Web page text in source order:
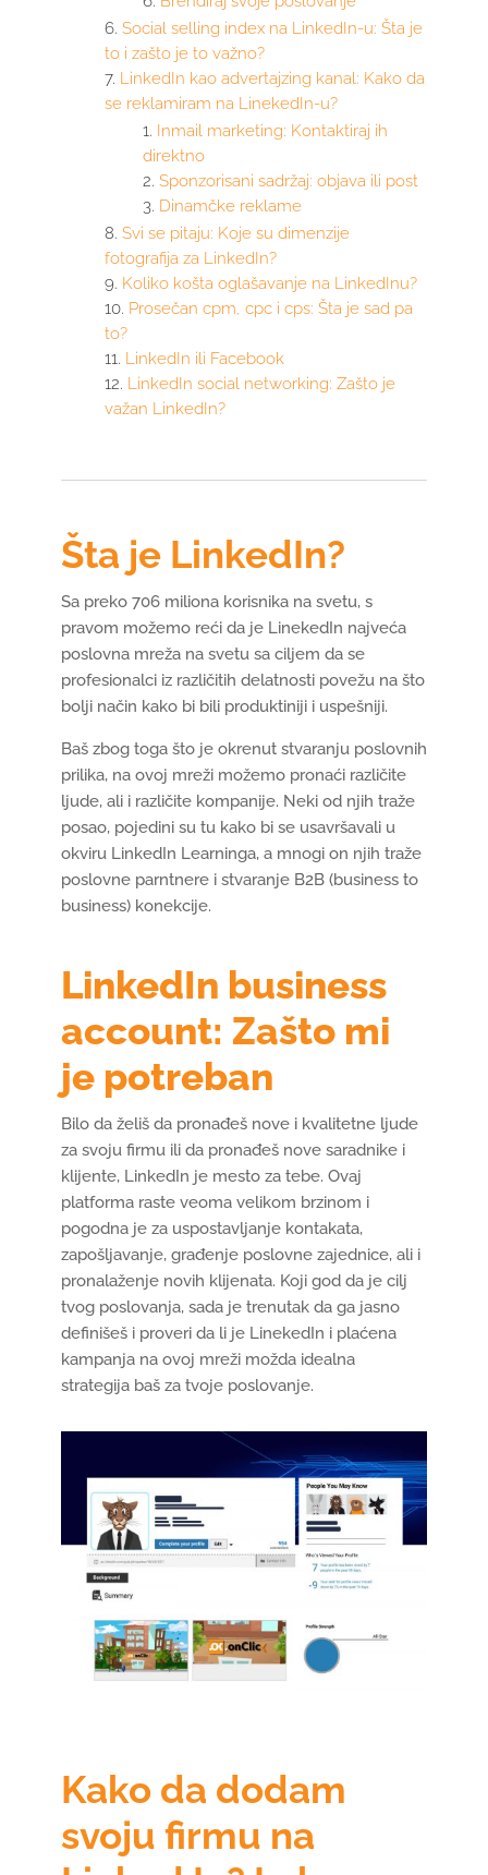
Social selling index na LinkedIn-u: Šta je
to i zašto je to važno?
LinkedIn kao advertajzing kanal: Kako da
se reklamiram na LinekedIn-u?
Inmail marketing: Kontaktiraj ih
direktno
Sponzorisani sadržaj: objava ili post
Dinamčke reklame
Svi se pitaju: Koje su dimenzije
fotografija za LinkedIn?
Koliko košta oglašavanje na LinkedInu?
Prosečan cpm, cpc i cps: Šta je sad pa
to?
LinkedIn ili Facebook
LinkedIn social networking: Zašto je
važan LinkedIn?
Šta je LinkedIn?
Sa preko 706 miliona korisnika na svetu, s
pravom možemo reći da je LinekedIn najveća
poslovna mreža na svetu sa ciljem da se
profesionalci iz različitih delatnosti povežu na što
bolji način kako bi bili produktiniji i uspešniji.
Baš zbog toga što je okrenut stvaranju poslovnih
prilika, na ovoj mreži možemo pronaći različite
ljude, ali i različite kompanije. Neki od njih traže
posao, pojedini su tu kako bi se usavršavali u
okviru LinkedIn Learninga, a mnogi on njih traže
poslovne parntnere i stvaranje B2B (business to
business) konekcije.
LinkedIn business
account: Zašto mi
je potreban
Bilo da želiš da pronađeš nove i kvalitetne ljude
za svoju firmu ili da pronađeš nove saradnike i
klijente, LinkedIn je mesto za tebe. Ovaj
platforma raste veoma velikom brzinom i
pogodna je za uspostavljanje kontakata,
zapošljavanje, građenje poslovne zajednice, ali i
pronalaženje novih klijenata. Koji god da je cilj
tvog poslovanja, sada je trenutak da ga jasno
definišeš i proveri da li je LinekedIn i plaćena
kampanja na ovoj mreži možda idealna
strategija baš za tvoje poslovanje.
Kako da dodam
svoju firmu na